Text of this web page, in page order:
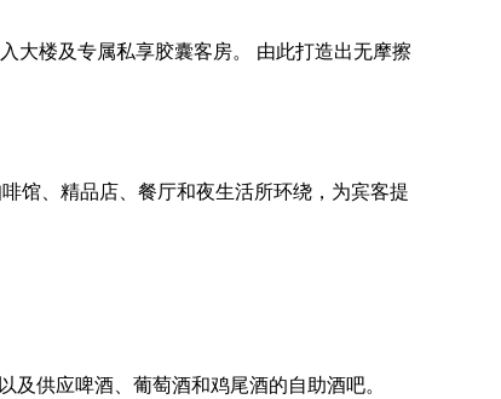
大楼及专属私享胶囊客房。 由此打造出无摩擦
馆、精品店、餐厅和夜生活所环绕，为宾客提
供应啤酒、葡萄酒和鸡尾酒的自助酒吧。